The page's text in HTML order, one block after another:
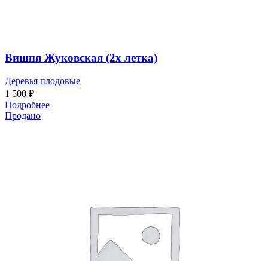
Вишня Жуковская (2х летка)
Деревья плодовые
1 500 ₽
Подробнее
Продано